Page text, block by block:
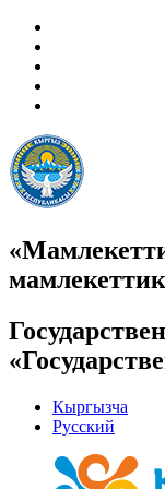
Кыргызча
Русский